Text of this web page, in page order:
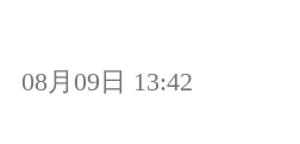
08月09日 13:42